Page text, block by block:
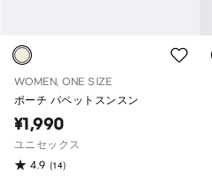
WOMEN, ONE SIZE
ポーチ パペットスンスン
¥1,990
ユニセックス
4.9 (14)